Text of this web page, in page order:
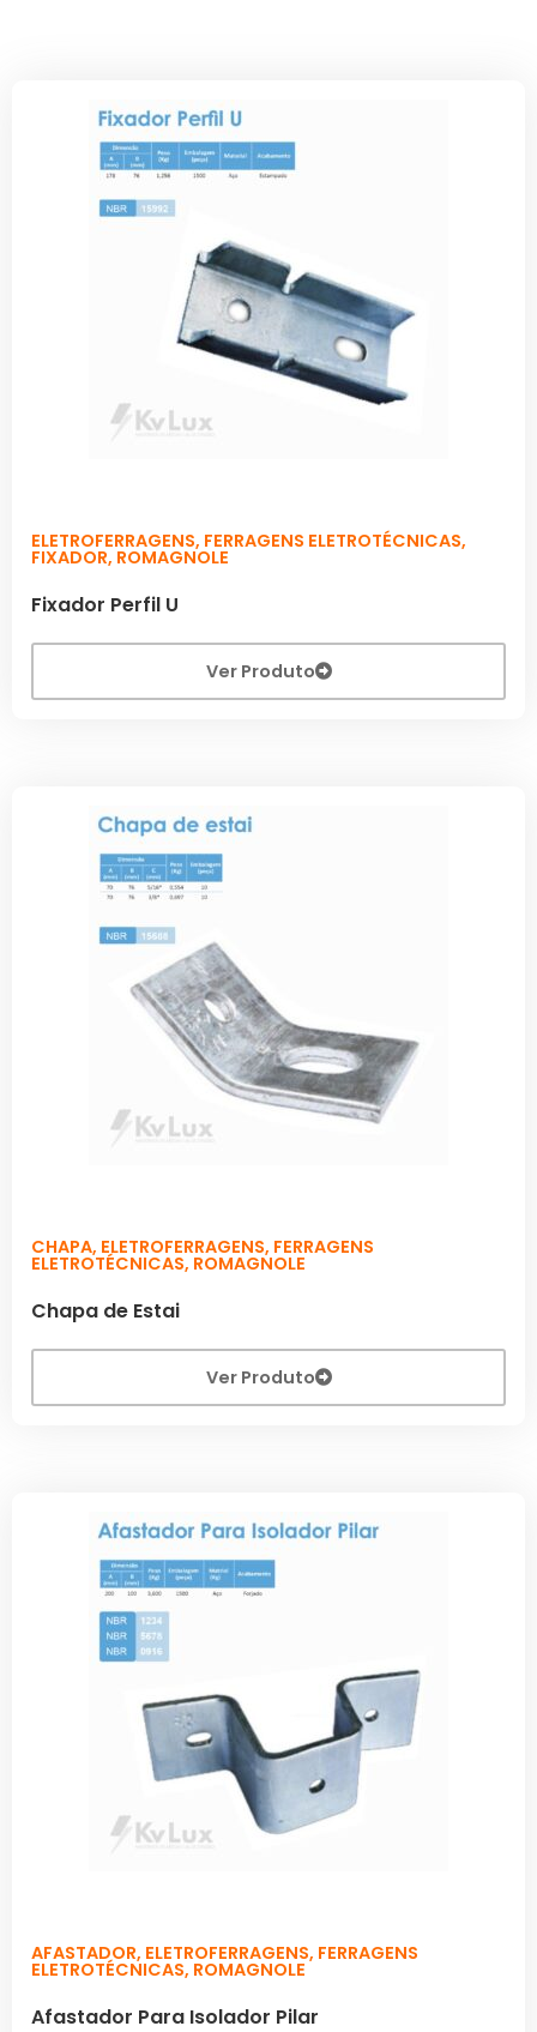
ELETROFERRAGENS, FERRAGENS ELETROTÉCNICAS,
FIXADOR, ROMAGNOLE
Fixador Perfil U
Ver Produto
CHAPA, ELETROFERRAGENS, FERRAGENS
ELETROTÉCNICAS, ROMAGNOLE
Chapa de Estai
Ver Produto
AFASTADOR, ELETROFERRAGENS, FERRAGENS
ELETROTÉCNICAS, ROMAGNOLE
Afastador Para Isolador Pilar